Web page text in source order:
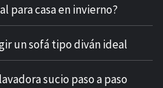
para casa en invierno?
un sofá tipo diván ideal
sucio paso a paso